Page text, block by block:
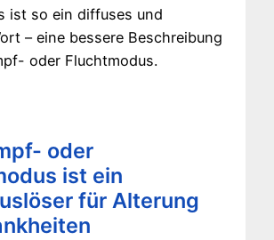
ist so ein diffuses und
– eine bessere Beschreibung
oder Fluchtmodus.
oder
ist ein
für Alterung